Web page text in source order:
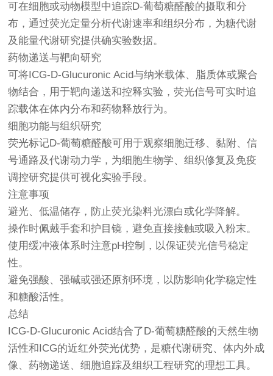
可在细胞或动物模型中追踪D-葡萄糖醛酸的摄取和分
布，通过荧光定量分析代谢速率和组织分布，为糖代谢
及能量代谢研究提供确实验数据。
药物递送与靶向研究
可将ICG-D-Glucuronic Acid与纳米载体、脂质体或聚合
物结合，用于靶向递送和控释实验，荧光信号可实时追
踪载体在体内分布和药物释放行为。
细胞功能与组织研究
荧光标记D-葡萄糖醛酸可用于观察细胞迁移、黏附、信
号通路及代谢动力学，为细胞生物学、组织修复及免疫
调控研究提供可视化实验手段。
注意事项
避光、低温储存，防止荧光染料光漂白或化学降解。
操作时佩戴手套和护目镜，避免直接接触或吸入粉末。
使用缓冲液体系时注意pH控制，以保证荧光信号稳定
性。
避免强酸、强碱或强还原剂环境，以防影响化学稳定性
和糖酸活性。
总结
ICG-D-Glucuronic Acid结合了D-葡萄糖醛酸的天然生物
活性和ICG的近红外荧光优势，是糖代谢研究、体内外成
像、药物递送、细胞追踪及组织工程研究的理想工具。